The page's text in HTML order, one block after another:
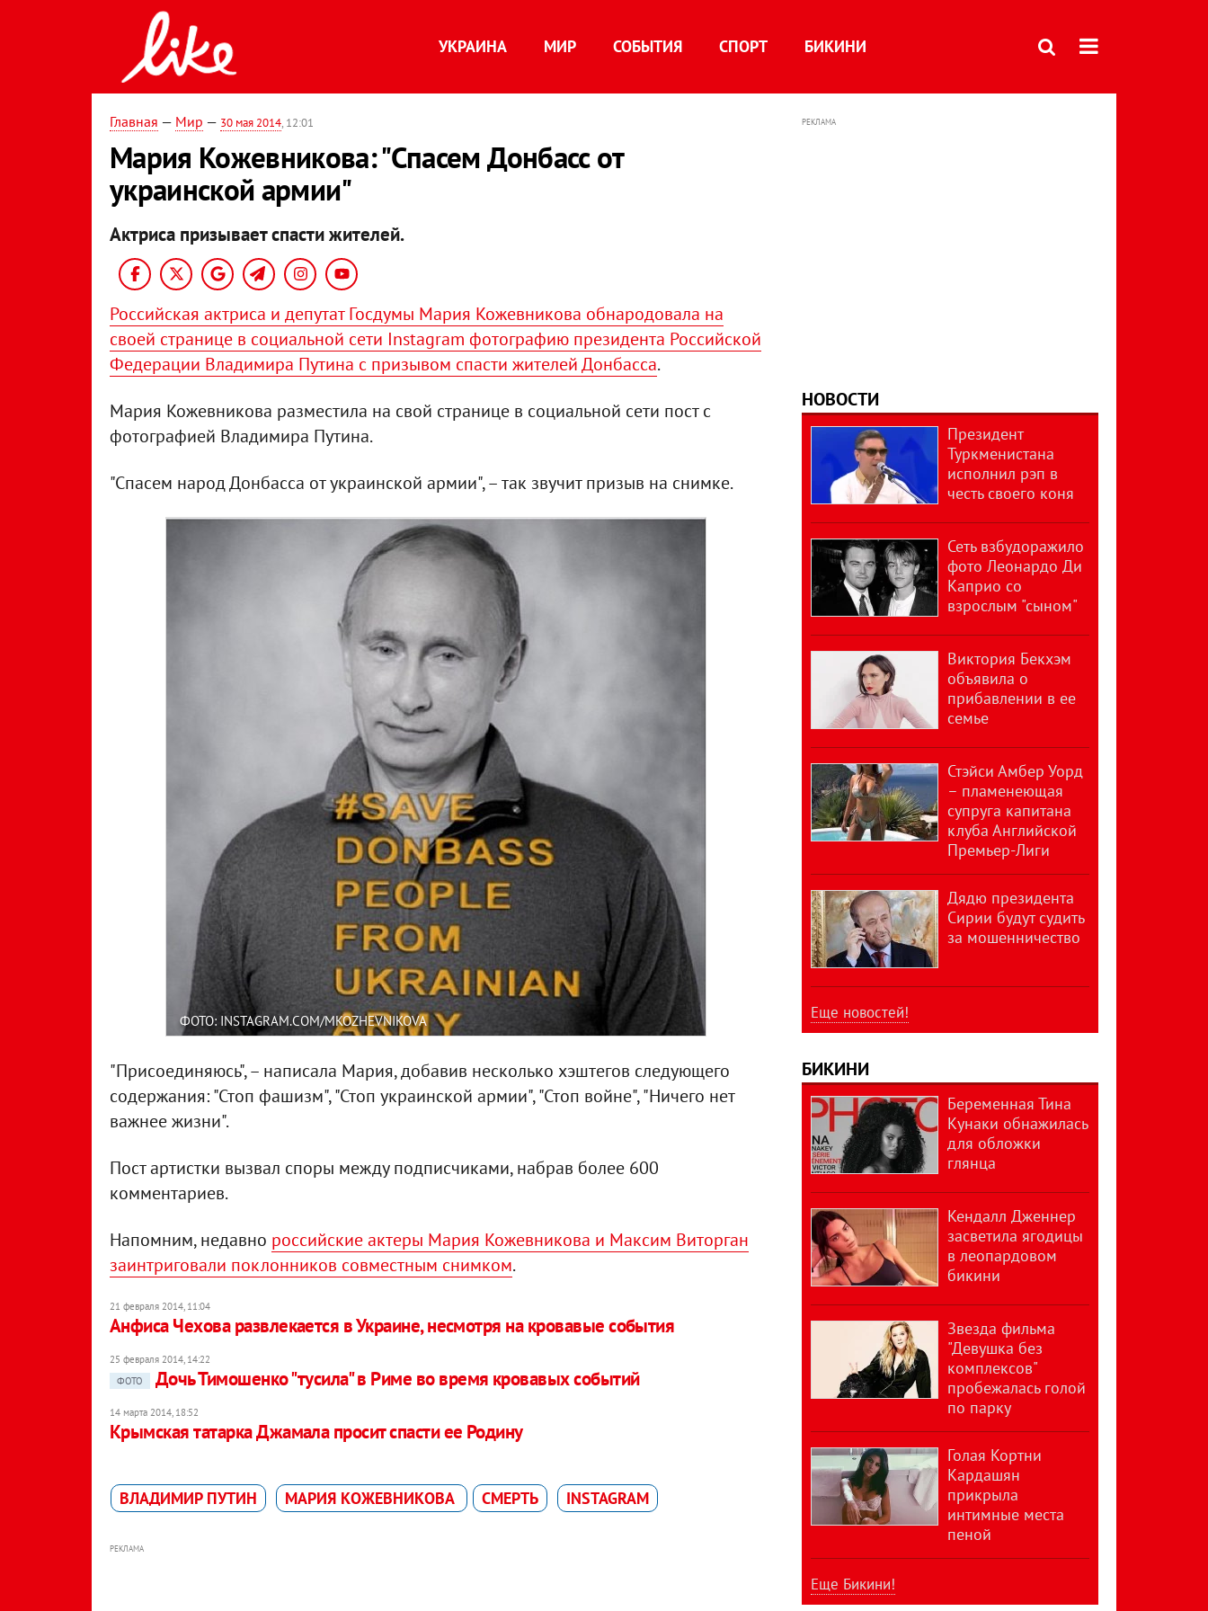
УКРАИНА МИР СОБЫТИЯ СПОРТ БИКИНИ
Главная — Мир — 30 мая 2014, 12:01
Мария Кожевникова: "Спасем Донбасс от
украинской армии"
Актриса призывает спасти жителей.
Российская актриса и депутат Госдумы Мария Кожевникова обнародовала на
своей странице в социальной сети Instagram фотографию президента Российской
Федерации Владимира Путина с призывом спасти жителей Донбасса.
Мария Кожевникова разместила на свой странице в социальной сети пост с
фотографией Владимира Путина.
"Спасем народ Донбасса от украинской армии", – так звучит призыв на снимке.
ФОТО: INSTAGRAM.COM/MKOZHEVNIKOVA
"Присоединяюсь", – написала Мария, добавив несколько хэштегов следующего
содержания: "Стоп фашизм", "Стоп украинской армии", "Стоп войне", "Ничего нет
важнее жизни".
Пост артистки вызвал споры между подписчиками, набрав более 600
комментариев.
Напомним, недавно российские актеры Мария Кожевникова и Максим Виторган
заинтриговали поклонников совместным снимком.
21 февраля 2014, 11:04
Анфиса Чехова развлекается в Украине, несмотря на кровавые события
25 февраля 2014, 14:22
ФОТО
Дочь Тимошенко "тусила" в Риме во время кровавых событий
14 марта 2014, 18:52
Крымская татарка Джамала просит спасти ее Родину
ВЛАДИМИР ПУТИН МАРИЯ КОЖЕВНИКОВА СМЕРТЬ INSTAGRAM
РЕКЛАМА
РЕКЛАМА
НОВОСТИ
Президент
Туркменистана
исполнил рэп в
честь своего коня
Сеть взбудоражило
фото Леонардо Ди
Каприо со
взрослым "сыном"
Виктория Бекхэм
объявила о
прибавлении в ее
семье
Стэйси Амбер Уорд
– пламенеющая
супруга капитана
клуба Английской
Премьер-Лиги
Дядю президента
Сирии будут судить
за мошенничество
Еще новостей!
БИКИНИ
Беременная Тина
Кунаки обнажилась
для обложки
глянца
Кендалл Дженнер
засветила ягодицы
в леопардовом
бикини
Звезда фильма
"Девушка без
комплексов"
пробежалась голой
по парку
Голая Кортни
Кардашян
прикрыла
интимные места
пеной
Еще Бикини!